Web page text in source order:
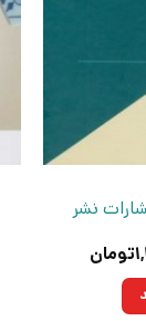
نشر
۱,۸۰۰,۰۰۰تومان
تومان